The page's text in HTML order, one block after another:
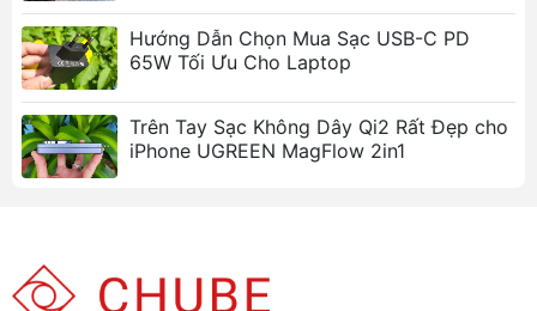
Đầu vào
(Input)
USB 3.0 Type-A Male
Đầu ra
(Output)
USB 3.0 Type-A Female x 4 cổng
Hỗ trợ ổ
Tối đa 10 TB
Hướng Dẫn Chọn Mua Sạc USB-C PD
65W Tối Ưu Cho Laptop
Trên Tay Sạc Không Dây Qi2 Rất Đẹp cho
iPhone UGREEN MagFlow 2in1